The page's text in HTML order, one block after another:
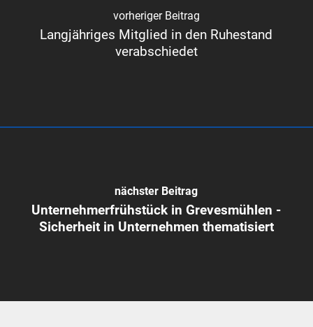
vorheriger Beitrag
Langjähriges Mitglied in den Ruhestand
verabschiedet
nächster Beitrag
Unternehmerfrühstück in Grevesmühlen -
Sicherheit in Unternehmen thematisiert